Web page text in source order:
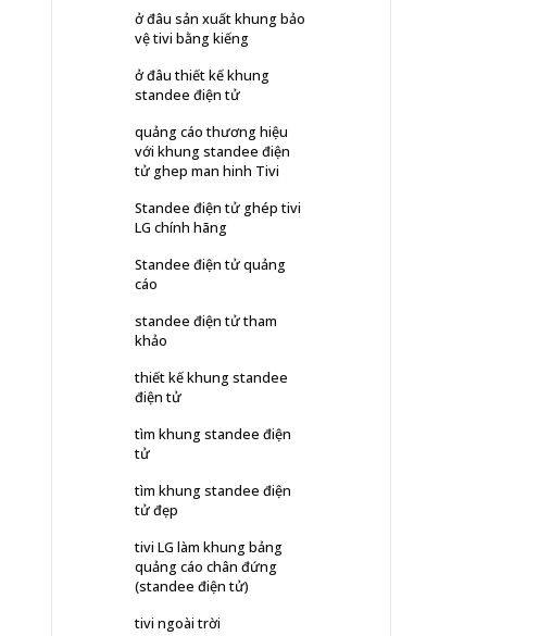
ở đâu sản xuất khung bảo
vệ tivi bằng kiếng
ở đâu thiết kế khung
standee điện tử
quảng cáo thương hiệu
với khung standee điện
tử ghep man hinh Tivi
Standee điện tử ghép tivi
LG chính hãng
Standee điện tử quảng
cáo
standee điện tử tham
khảo
thiết kế khung standee
điện tử
tìm khung standee điện
tử
tìm khung standee điện
tử đẹp
tivi LG làm khung bảng
quảng cáo chân đứng
(standee điện tử)
tivi ngoài trời